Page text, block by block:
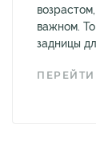
важном.
задницы